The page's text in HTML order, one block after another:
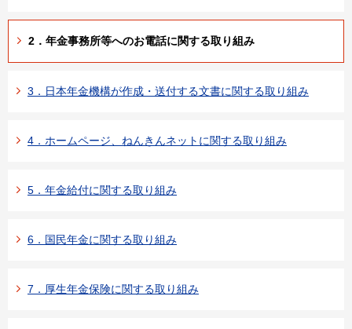
2．年金事務所等へのお電話に関する取り組み
3．日本年金機構が作成・送付する文書に関する取り組み
4．ホームページ、ねんきんネットに関する取り組み
5．年金給付に関する取り組み
6．国民年金に関する取り組み
7．厚生年金保険に関する取り組み